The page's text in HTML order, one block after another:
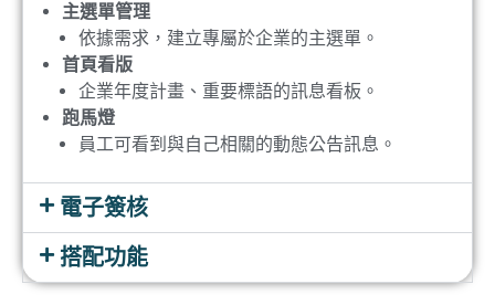
主選單管理​
依據需求，建立專屬於企業的主選單。
首頁看版​
企業年度計畫、重要標語的訊息看板。
跑馬燈​
員工可看到與自己相關的動態公告訊息。​
電子簽核​
搭配功能​